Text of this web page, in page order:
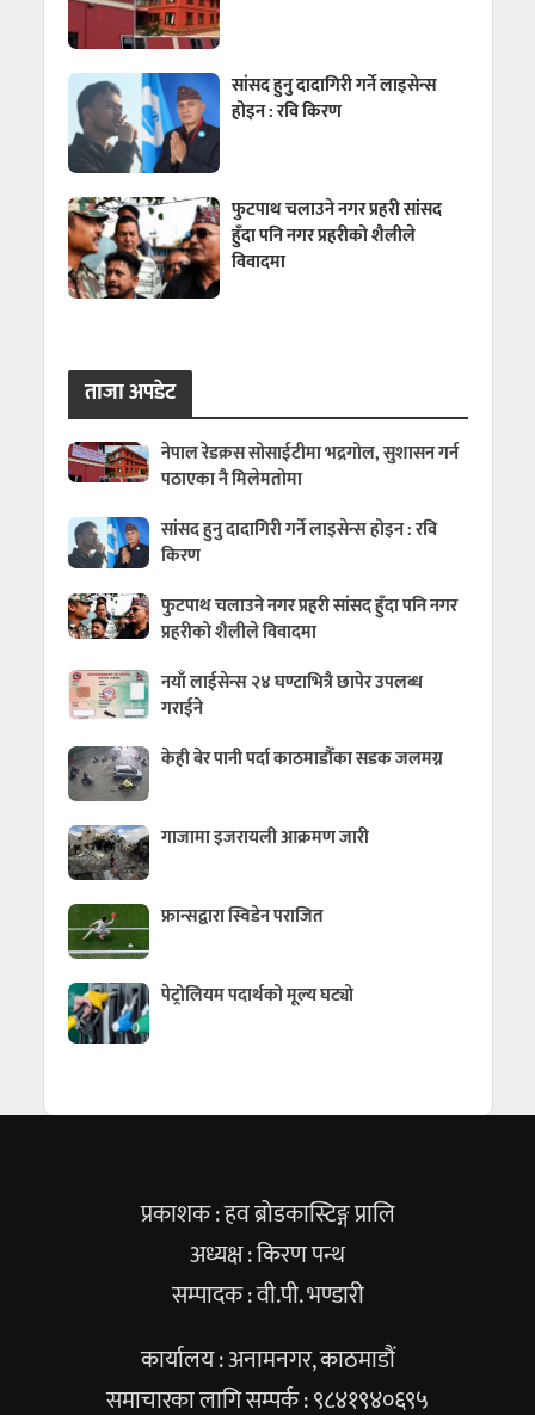
सांसद हुनु दादागिरी गर्ने लाइसेन्स
होइन : रवि किरण
फुटपाथ चलाउने नगर प्रहरी सांसद
हुँदा पनि नगर प्रहरीको शैलीले
विवादमा
ताजा अपडेट
नेपाल रेडक्रस सोसाईटीमा भद्रगोल, सुशासन गर्न
पठाएका नै मिलेमतोमा
सांसद हुनु दादागिरी गर्ने लाइसेन्स होइन : रवि
किरण
फुटपाथ चलाउने नगर प्रहरी सांसद हुँदा पनि नगर
प्रहरीको शैलीले विवादमा
नयाँ लाईसेन्स २४ घण्टाभित्रै छापेर उपलब्ध
गराईने
केही बेर पानी पर्दा काठमाडौँका सडक जलमग्न
गाजामा इजरायली आक्रमण जारी
फ्रान्सद्वारा स्विडेन पराजित
पेट्रोलियम पदार्थको मूल्य घट्यो
प्रकाशक : हव ब्रोडकास्टिङ्ग प्रालि
अध्यक्ष : किरण पन्थ
सम्पादक : वी.पी. भण्डारी
कार्यालय : अनामनगर, काठमाडौं
समाचारका लागि सम्पर्क : ९८४१९४०६९५